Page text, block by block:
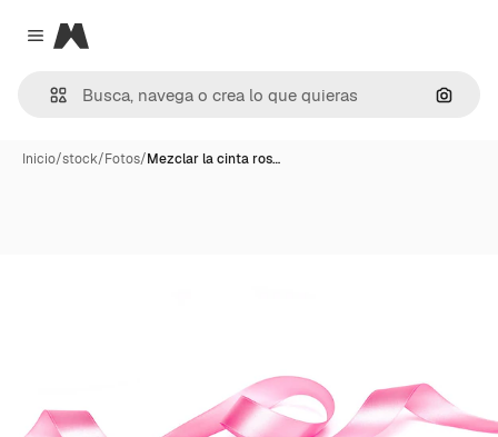
Close menu
Magnific
Inicio/stock/Fotos/Mezclar la cinta ros…